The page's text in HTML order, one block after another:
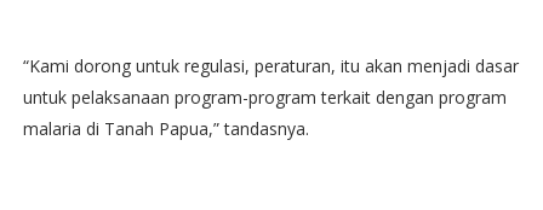
“Kami dorong untuk regulasi, peraturan, itu akan menjadi dasar
untuk pelaksanaan program-program terkait dengan program
malaria di Tanah Papua,” tandasnya.